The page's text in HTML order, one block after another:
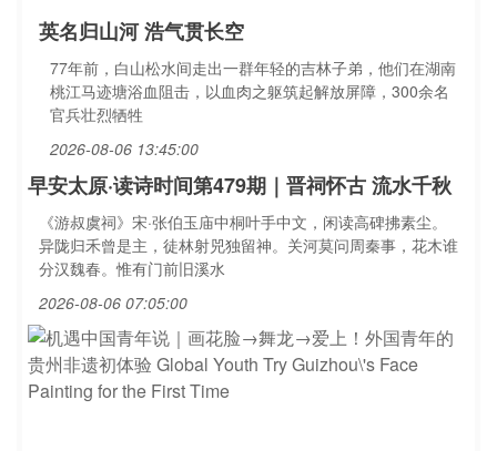
英名归山河 浩气贯长空
77年前，白山松水间走出一群年轻的吉林子弟，他们在湖南
桃江马迹塘浴血阻击，以血肉之躯筑起解放屏障，300余名
官兵壮烈牺牲
2026-08-06 13:45:00
早安太原·读诗时间第479期｜晋祠怀古 流水千秋
《游叔虞祠》宋·张伯玉庙中桐叶手中文，闲读高碑拂素尘。
异陇归禾曾是主，徒林射兕独留神。关河莫问周秦事，花木谁
分汉魏春。惟有门前旧溪水
2026-08-06 07:05:00